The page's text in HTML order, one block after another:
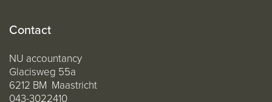
Contact
NU accountancy
Glacisweg 55a
6212 BM Maastricht
043-3022410